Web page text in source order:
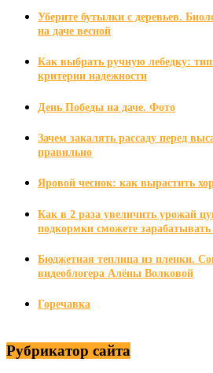
Уберите бутылки с деревьев.
на даче весной
Как выбрать ручную лебедку:
критерии надежности
День Победы на даче. Фото
Зачем закалять рассаду перед
правильно
Яровой чеснок: как вырастить
Как в 2 раза увеличить урожай
подкормки сможете
Бюджетная теплица из пленки.
видеоблогера Алёны Волковой
Горечавка
Рубрикатор сайта